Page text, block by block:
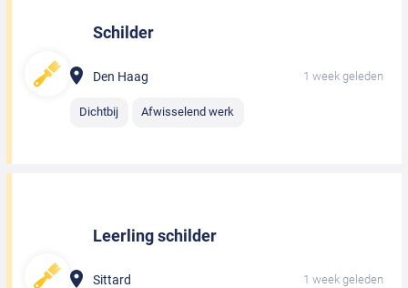
Schilder
Den Haag 1 week geleden
Dichtbij Afwisselend werk
Leerling schilder
Sittard 1 week geleden